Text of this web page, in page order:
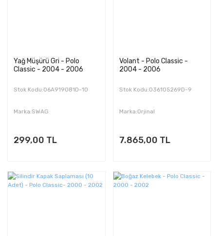
Yağ Müşürü Gri - Polo
Classic - 2004 - 2006
Stok Kodu:06A919081D-10
Marka:SWAG
299,00 TL
Volant - Polo Classic -
2004 - 2006
Stok Kodu:036105269D-9
Marka:Orjinal
7.865,00 TL